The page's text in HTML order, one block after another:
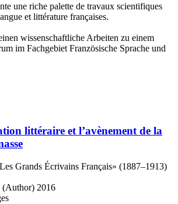
une riche palette de travaux scientifiques
et littérature françaises.
wissenschaftliche Arbeiten zu einem
im Fachgebiet Französische Sprache und
littéraire et l’avènement de la
Grands Écrivains Français» (1887–1913)
(Author) 2016